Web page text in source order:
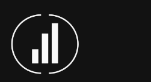
Skip
to
content